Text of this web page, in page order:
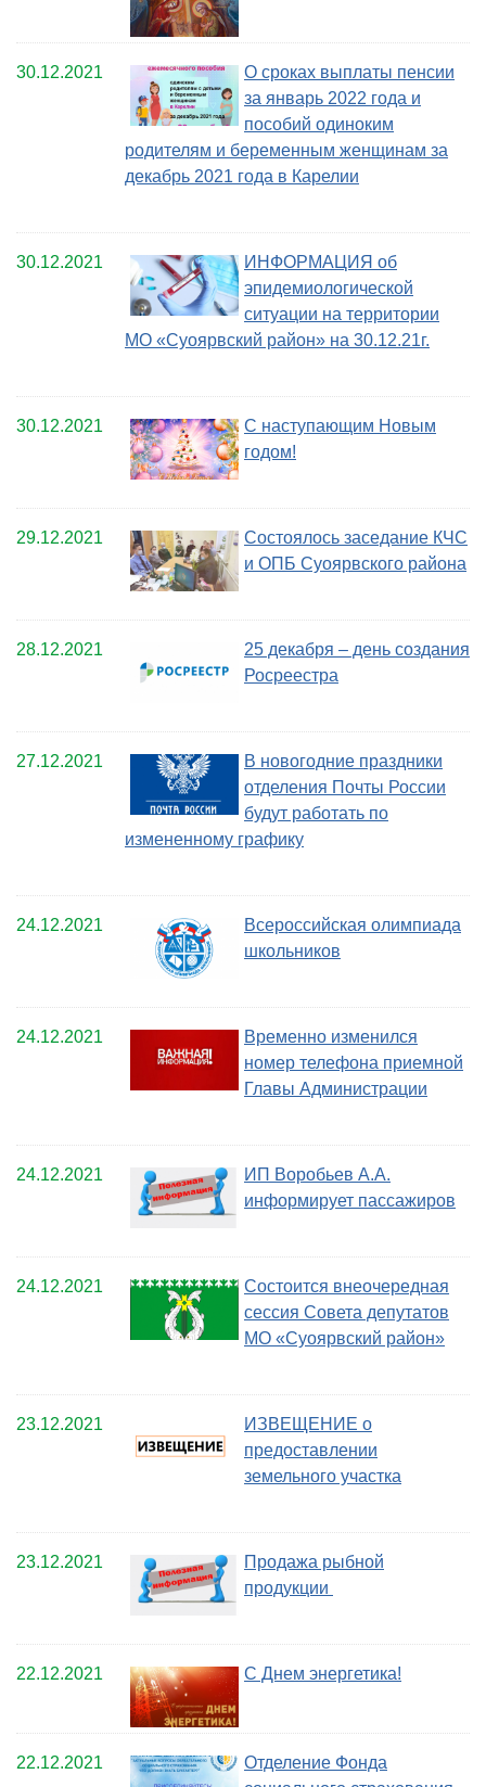
30.12.2021
О сроках выплаты пенсии
за январь 2022 года и
пособий одиноким
родителям и беременным женщинам за
декабрь 2021 года в Карелии
30.12.2021
ИНФОРМАЦИЯ об
эпидемиологической
ситуации на территории
МО «Суоярвский район» на 30.12.21г.
30.12.2021
С наступающим Новым
годом!
29.12.2021
Состоялось заседание КЧС
и ОПБ Суоярвского района
28.12.2021
25 декабря – день создания
Росреестра
27.12.2021
В новогодние праздники
отделения Почты России
будут работать по
измененному графику
24.12.2021
Всероссийская олимпиада
школьников
24.12.2021
Временно изменился
номер телефона приемной
Главы Администрации
24.12.2021
ИП Воробьев А.А.
информирует пассажиров
24.12.2021
Состоится внеочередная
сессия Совета депутатов
МО «Суоярвский район»
23.12.2021
ИЗВЕЩЕНИЕ о
предоставлении
земельного участка
23.12.2021
Продажа рыбной
продукции
22.12.2021 С Днем энергетика!
22.12.2021
Отделение Фонда